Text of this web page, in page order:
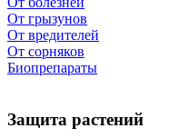
От грызунов
От вредителей
От сорняков
Биопрепараты
Защита растений